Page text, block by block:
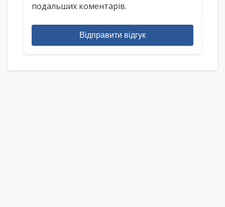
подальших коментарів.
Відправити відгук